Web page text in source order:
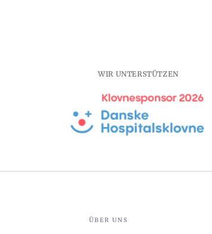
WIR UNTERSTÜTZEN
ÜBER UNS